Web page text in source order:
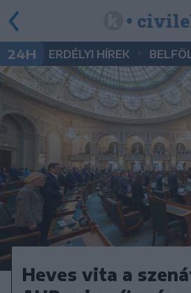
•
24H ERDÉLYI HÍREK
Heves vita a